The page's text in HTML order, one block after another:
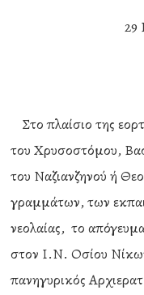
29
Στο πλαίσιο της
του Χρυσοστόμου,
του Ναζιανζηνού ή
γραμμάτων, των
νεολαίας, το
στον Ι.Ν. Οσίου
πανηγυρικός